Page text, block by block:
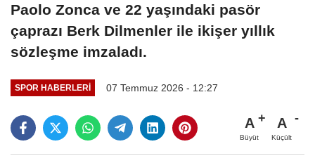
Paolo Zonca ve 22 yaşındaki pasör
çaprazı Berk Dilmenler ile ikişer yıllık
sözleşme imzaladı.
SPOR HABERLERI 07 Temmuz 2026 - 12:27
A
Büyüt
A
Küçült